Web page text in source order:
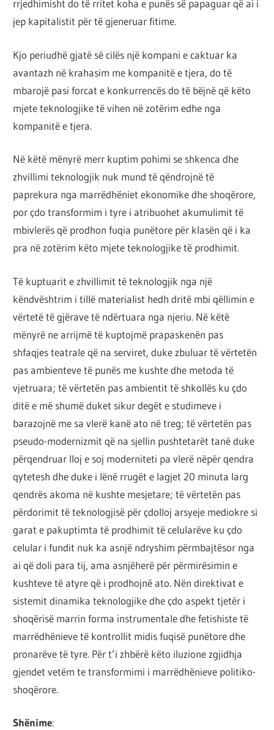
rrjedhimisht do të rritet koha e punës së papaguar që ai i
jep kapitalistit për të gjeneruar fitime.
Kjo periudhë gjatë së cilës një kompani e caktuar ka
avantazh në krahasim me kompanitë e tjera, do të
mbarojë pasi forcat e konkurrencës do të bëjnë që këto
mjete teknologjike të vihen në zotërim edhe nga
kompanitë e tjera.
Në këtë mënyrë merr kuptim pohimi se shkenca dhe
zhvillimi teknologjik nuk mund të qëndrojnë të
paprekura nga marrëdhëniet ekonomike dhe shoqërore,
por çdo transformim i tyre i atribuohet akumulimit të
mbivlerës që prodhon fuqia punëtore për klasën që i ka
pra në zotërim këto mjete teknologjike të prodhimit.
Të kuptuarit e zhvillimit të teknologjik nga një
këndvështrim i tillë materialist hedh dritë mbi qëllimin e
vërtetë të gjërave të ndërtuara nga njeriu. Në këtë
mënyrë ne arrijmë të kuptojmë prapaskenën pas
shfaqjes teatrale që na serviret, duke zbuluar të vërtetën
pas ambienteve të punës me kushte dhe metoda të
vjetruara; të vërtetën pas ambientit të shkollës ku çdo
ditë e më shumë duket sikur degët e studimeve i
barazojnë me sa vlerë kanë ato në treg; të vërtetën pas
pseudo-modernizmit që na sjellin pushtetarët tanë duke
përqendruar lloj e soj moderniteti pa vlerë nëpër qendra
qytetesh dhe duke i lënë rrugët e lagjet 20 minuta larg
qendrës akoma në kushte mesjetare; të vërtetën pas
përdorimit të teknologjisë për çdolloj arsyeje mediokre si
garat e pakuptimta të prodhimit të celularëve ku çdo
celular i fundit nuk ka asnjë ndryshim përmbajtësor nga
ai që doli para tij, ama asnjëherë për përmirësimin e
kushteve të atyre që i prodhojnë ato. Nën direktivat e
sistemit dinamika teknologjike dhe çdo aspekt tjetër i
shoqërisë marrin forma instrumentale dhe fetishiste të
marrëdhënieve të kontrollit midis fuqisë punëtore dhe
pronarëve të tyre. Për t’i zhbërë këto iluzione zgjidhja
gjendet vetëm te transformimi i marrëdhënieve politiko-
shoqërore.
Shënime: